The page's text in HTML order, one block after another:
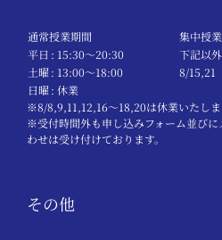
通常授業期間
集中授
平日 : 15:30〜20:30 下記以外
土曜: 13:00〜18:00 8/15,21
日曜: 休業
※8/8,9,11,12,16～18,20は休業いたしま
※受付時間外も申し込みフォーム並び
わせは受け付けております。
その他